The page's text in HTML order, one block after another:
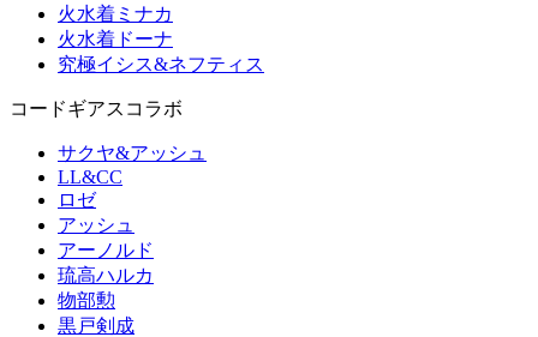
火水着ミナカ
火水着ドーナ
究極イシス&ネフティス
コードギアスコラボ
サクヤ&アッシュ
LL&CC
ロゼ
アッシュ
アーノルド
琉高ハルカ
物部勲
黒戸剣成